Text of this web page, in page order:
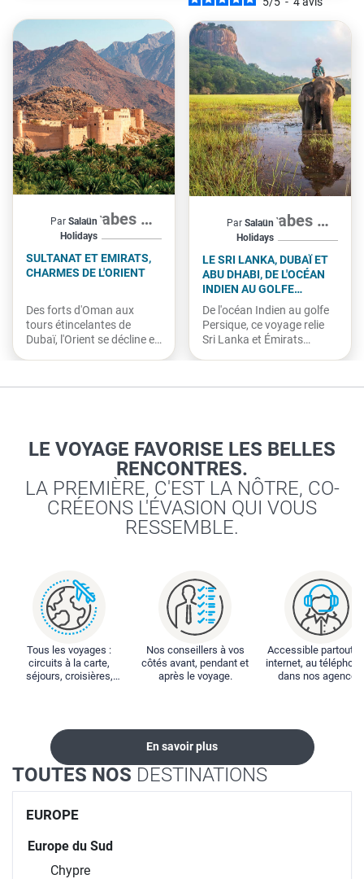
2 715€
par personne
Par Salaün
Holidays
Émirats Arabes Unis, Oman
SULTANAT ET EMIRATS,
CHARMES DE L'ORIENT
Des forts d'Oman aux
tours étincelantes de
Dubaï, l'Orient se décline en
3 695€
par personne
Par Salaün
Holidays
Émirats Arabes Unis, Sri Lanka
LE SRI LANKA, DUBAÏ ET
ABU DHABI, DE L'OCÉAN
INDIEN AU GOLFE
PERSIQUE
De l'océan Indien au golfe
Persique, ce voyage relie
Sri Lanka et Émirats
LE VOYAGE FAVORISE LES BELLES
RENCONTRES.
LA PREMIÈRE, C'EST LA NÔTRE, CO-
CRÉEONS L'ÉVASION QUI VOUS
RESSEMBLE.
Tous les voyages :
circuits à la carte,
séjours, croisières,
Nos conseillers à vos
côtés avant, pendant et
après le voyage.
Accessible partout :
internet, au
dans nos agences.
En savoir plus
TOUTES NOS DESTINATIONS
EUROPE
Europe du Sud
Chypre